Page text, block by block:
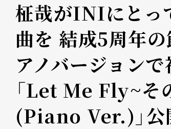
柾哉がINIにとっ
曲を 結成5周年
アノバージョンで
「Let Me Fly~そ
(Piano Ver.)」公